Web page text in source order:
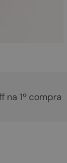
na 1º compra